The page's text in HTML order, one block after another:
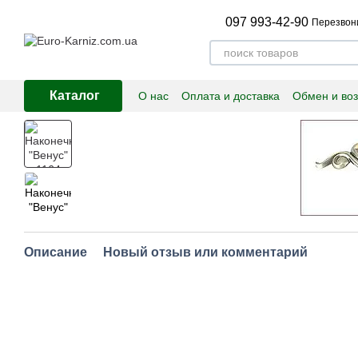
097 993-42-90
Каталог О нас Оплата и доставка Обмен и
Описание Новый отзыв или комментарий